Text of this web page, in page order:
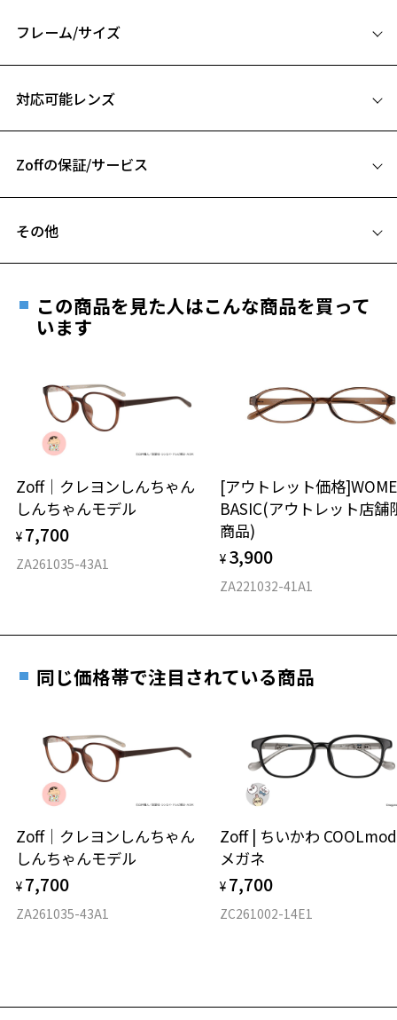
お気に入りに追加済です。
れている。
※柄や色味の出方に個体差があり、画像と異なる場合がございます。
EYE LOVE TRAD ページをみる
フレーム/サイズ
B ブリッジ(鼻部分)の横幅：19mm
お持ちのZoffメガネサイズを確認するには？
仕上がり寸法
D 仕上がりの横幅：約140mm
19.8g
※着脱式サングラス：デモレンズ、アタッチメント込みの重さ
タイプ
材質
対応可能レンズ
フレームとレンズの合計料金を知りたい方へ
Zoffの保証/サービス
安心1 フレーム１年間品質保証
きます。
※保証期間内に交換が行われた場合、保証期間は初期の期間から
延長されません。
安心2 視力測定無料
視力の変化を早めに発見するために、定期的な視
力測定をおすすめいたします。
安心3 かかり具合調整無料
す。
その他
ご希望のお客さまは、「レンズ交換券」をお選びのうえ、
最寄りのZoff実店舗にてレンズをお買い求めください。
※サングラスやパッケージ品では「レンズ交換券」はお選び
談ください。
＜メガネの度数情報がわからない方へ＞
オンラインストアでフレームのみ購入して、
実店舗で度付きにできます
ご購入時に「レンズ交換券」をお選びいただくと、実店舗で
度数を測定のうえ、度付きレンズ（標準セットレンズ）へ無
実店舗で度数を測定いただけます
お近くのZoff実店舗にて度数を測定いただけます（無料）。
その際は記入用紙をダウンロードしてお使いください。
この商品を見た人はこんな商品を買って
います
Zoff｜クレヨンしんちゃん
しんちゃんモデル
¥ 7,700
ZA261035-43A1
[アウトレット価格
BASIC(アウトレット店舗
商品)
¥ 3,900
ZA221032-41A1
同じ価格帯で注目されている商品
Zoff｜クレヨンしんちゃん
しんちゃんモデル
¥ 7,700
ZA261035-43A1
Zoff | ちいかわ
メガネ
¥ 7,700
ZC261002-14E1